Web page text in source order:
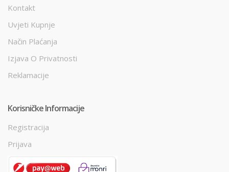
Kontakt
Uvjeti Kupnje
Način Plaćanja
Izjava O Privatnosti
Reklamacije
Korisničke Informacije
Registracija
Prijava